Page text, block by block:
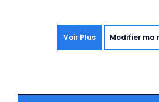
Voir Plus Modifier ma